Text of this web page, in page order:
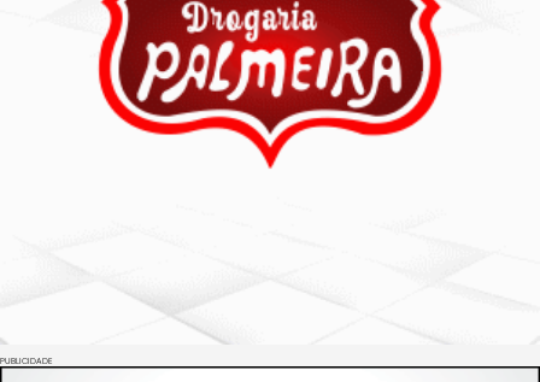
PUBLICIDADE